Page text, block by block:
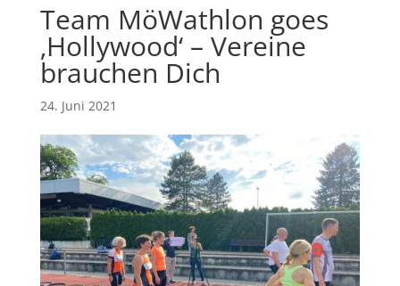
Team MöWathlon goes
‚Hollywood‘ – Vereine
brauchen Dich
24. Juni 2021